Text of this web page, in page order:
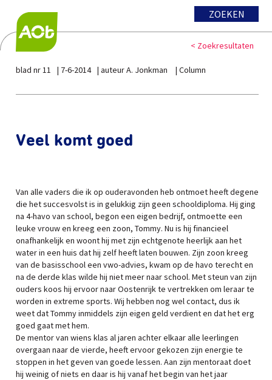
ZOEKEN
< Zoekresultaten
blad nr 11 7-6-2014 auteur A. Jonkman Column
Veel komt goed
Van alle vaders die ik op ouderavonden heb ontmoet heeft degene
die het succesvolst is in gelukkig zijn geen schooldiploma. Hij ging
na 4-havo van school, begon een eigen bedrijf, ontmoette een
leuke vrouw en kreeg een zoon, Tommy. Nu is hij financieel
onafhankelijk en woont hij met zijn echtgenote heerlijk aan het
water in een huis dat hij zelf heeft laten bouwen. Zijn zoon kreeg
van de basisschool een vwo-advies, kwam op de havo terecht en
na de derde klas wilde hij niet meer naar school. Met steun van zijn
ouders koos hij ervoor naar Oostenrijk te vertrekken om leraar te
worden in extreme sports. Wij hebben nog wel contact, dus ik
weet dat Tommy inmiddels zijn eigen geld verdient en dat het erg
goed gaat met hem.
De mentor van wiens klas al jaren achter elkaar alle leerlingen
overgaan naar de vierde, heeft ervoor gekozen zijn energie te
stoppen in het geven van goede lessen. Aan zijn mentoraat doet
hij weinig of niets en daar is hij vanaf het begin van het jaar